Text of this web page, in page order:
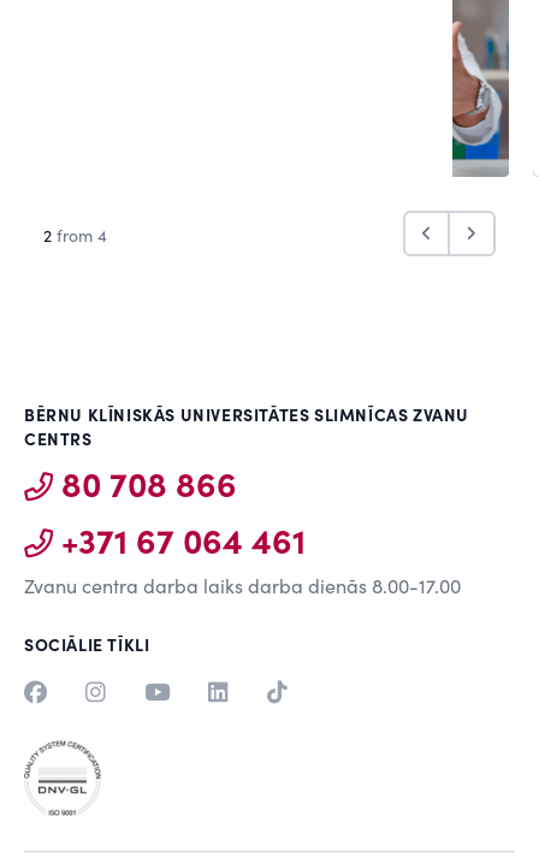
2 from 4
BĒRNU KLĪNISKĀS UNIVERSITĀTES SLIMNĪCAS ZVANU
CENTRS
80 708 866
+371 67 064 461
Zvanu centra darba laiks darba dienās 8.00-17.00
SOCIĀLIE TĪKLI